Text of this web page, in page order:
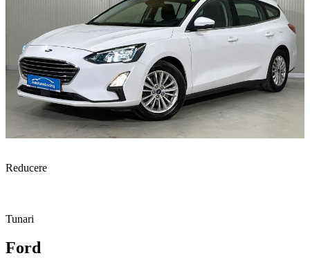
Reducere
Tunari
Ford